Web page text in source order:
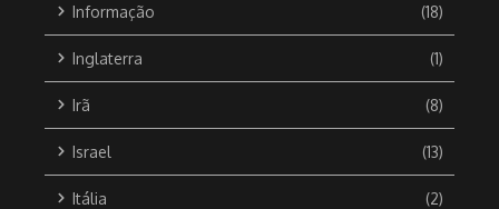
Informação (18)
Inglaterra (1)
Irã (8)
Israel (13)
Itália (2)